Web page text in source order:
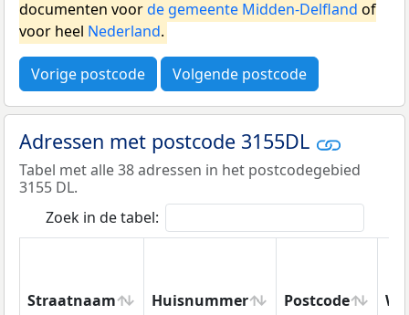
documenten voorde gemeente Midden-Delfland of
voor heel Nederland.
Vorige postcode Volgende postcode
Adressen met postcode 3155DL
Tabel met alle 38 adressen in het postcodegebied
3155 DL.
Zoek in de tabel:
Straatnaam Huisnummer Postcode